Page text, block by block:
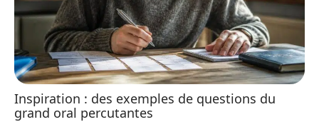
Inspiration : des exemples de questions du
grand oral percutantes